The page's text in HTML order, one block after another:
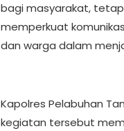
bagi masyarakat,
memperkuat
dan warga dalam
Kapolres Pelabuhan
kegiatan tersebut